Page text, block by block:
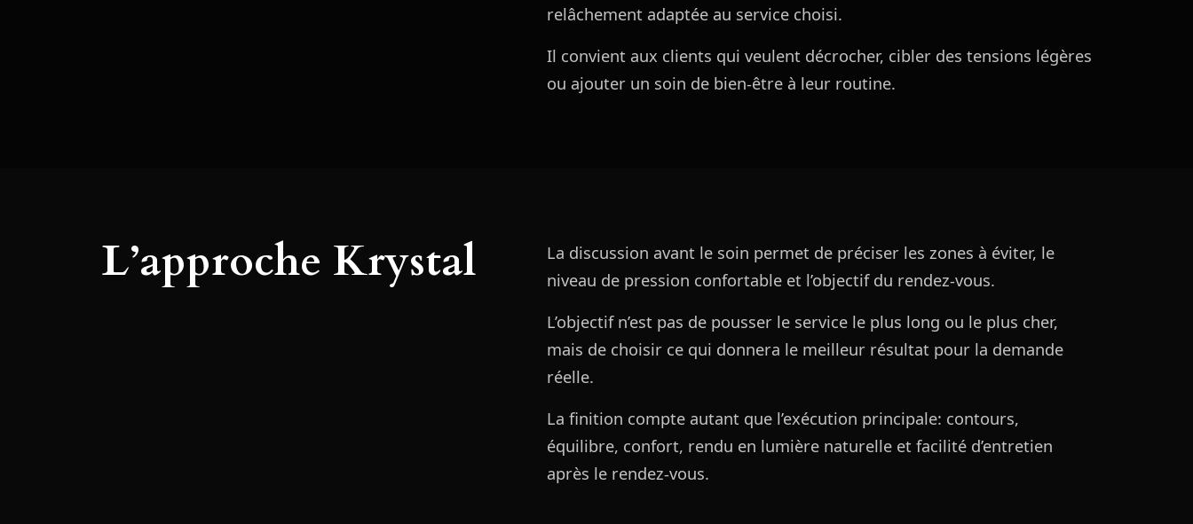
relâchement adaptée au service choisi.
Il convient aux clients qui veulent décrocher, cibler des tensions légères
ou ajouter un soin de bien-être à leur routine.
L’approche Krystal
La discussion avant le soin permet de préciser les zones à éviter, le
niveau de pression confortable et l’objectif du rendez-vous.
L’objectif n’est pas de pousser le service le plus long ou le plus cher,
mais de choisir ce qui donnera le meilleur résultat pour la demande
réelle.
La finition compte autant que l’exécution principale: contours,
équilibre, confort, rendu en lumière naturelle et facilité d’entretien
après le rendez-vous.